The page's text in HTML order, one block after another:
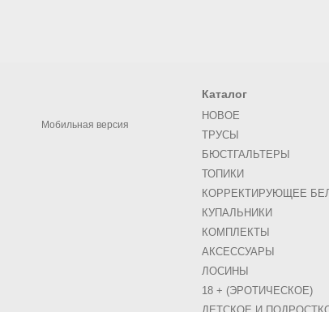
Мобильная версия
Каталог
НОВОЕ
ТРУСЫ
БЮСТГАЛЬТЕРЫ
ТОПИКИ
КОРРЕКТИРУЮЩЕЕ
КУПАЛЬНИКИ
КОМПЛЕКТЫ
АКСЕСCУАРЫ
ЛОСИНЫ
18 + (ЭРОТИЧЕСКОЕ)